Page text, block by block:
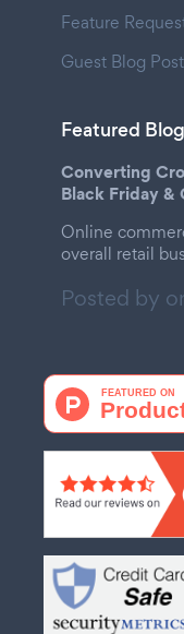
Feature
Guest Blog Post
Featured
Converting
Black Friday &
Online
overall retail
Posted by